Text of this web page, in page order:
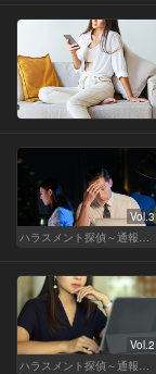
Vol.3
ハラスメント探偵～通報編～
Vol.2
ハラスメント探偵～通報編～